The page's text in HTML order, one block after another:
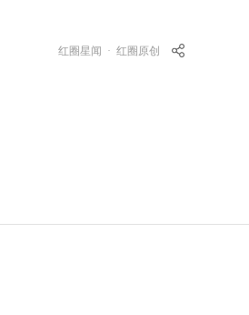
红圈星闻 · 红圈原创